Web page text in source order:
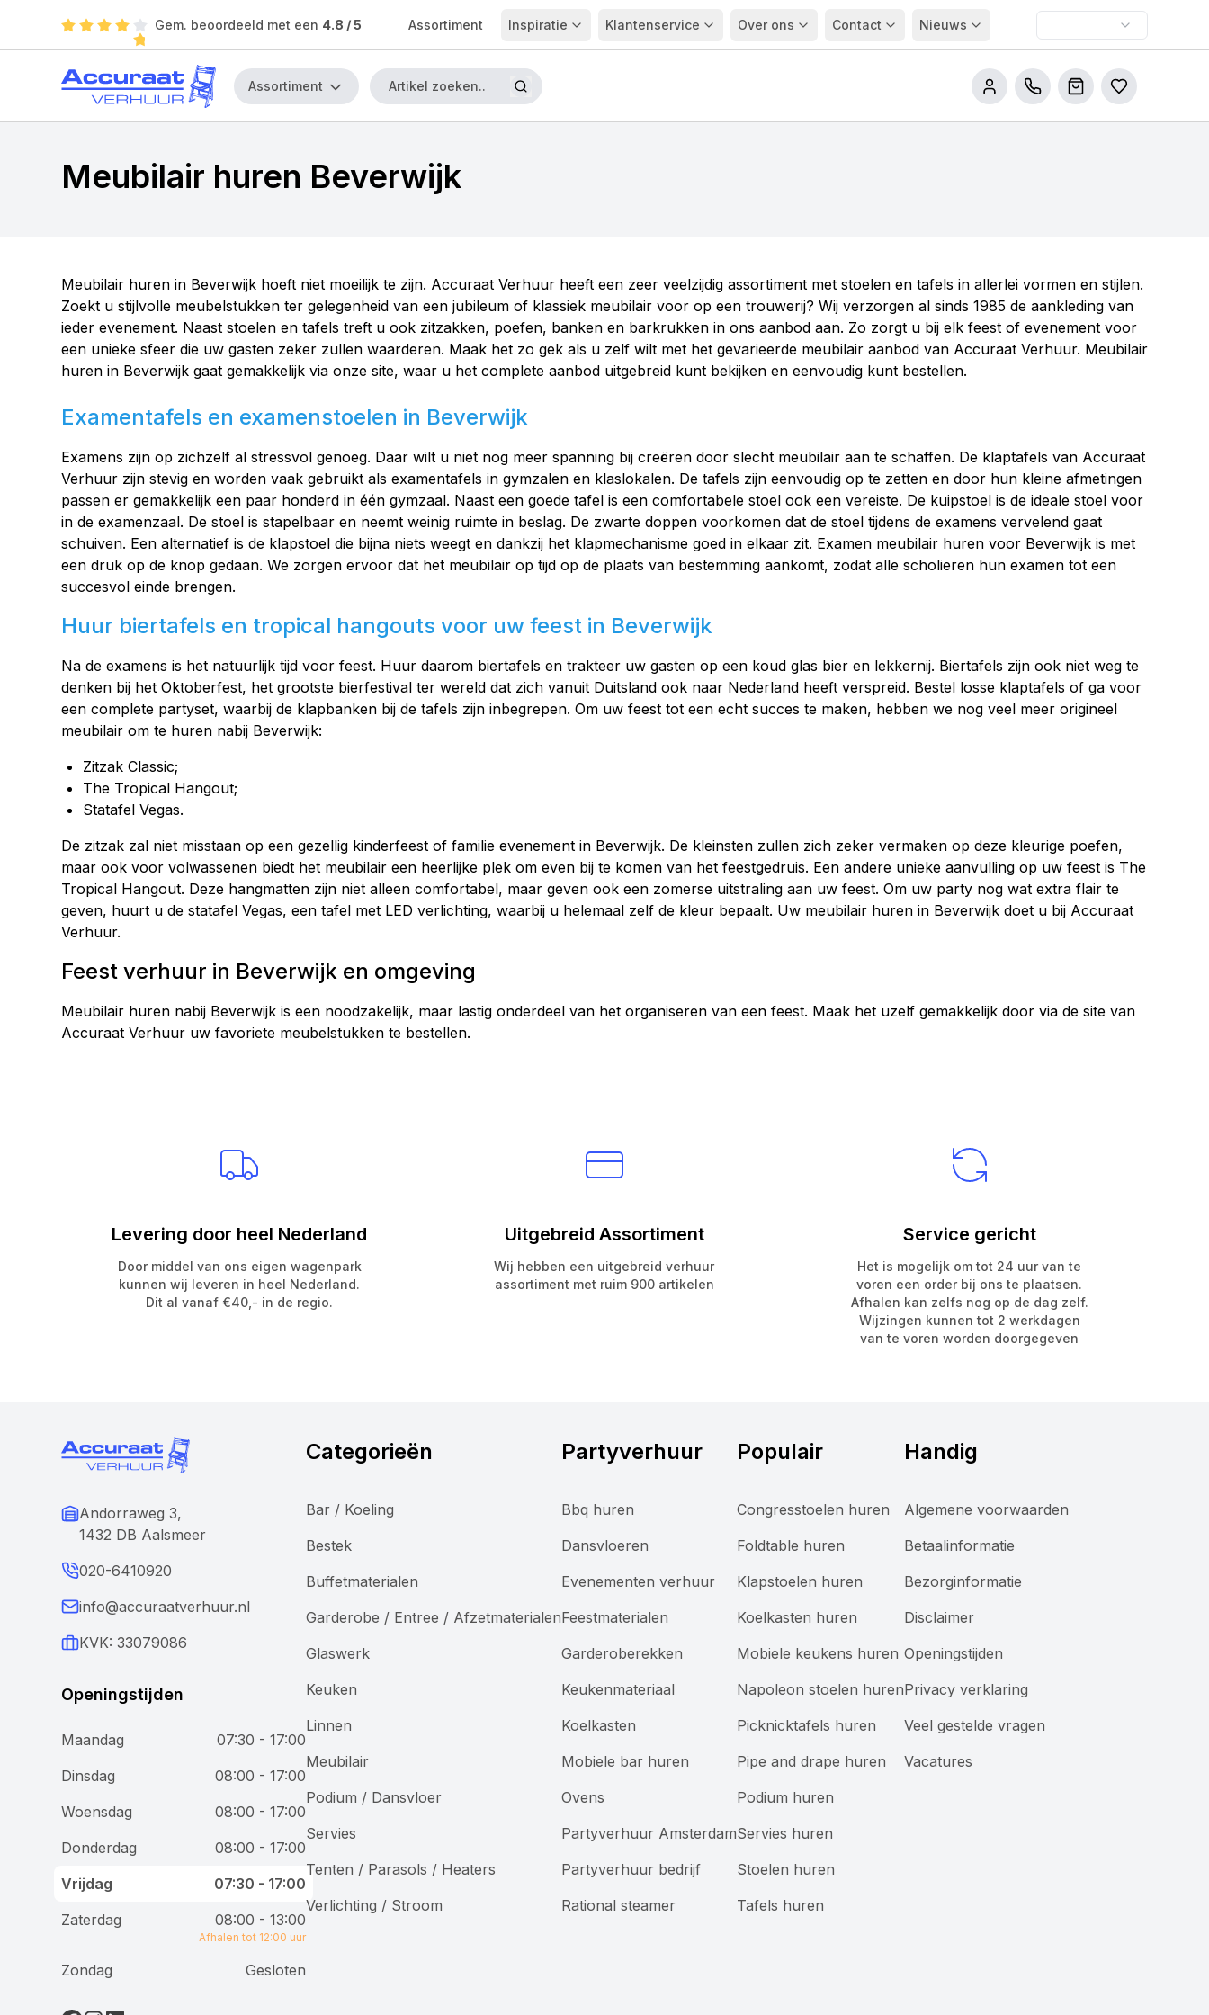
Gem. beoordeeld met een 4.8 / 5 Assortiment Inspiratie Klantenservice Over ons Contact Nieuws
Assortiment
Bel onsWinkelwagen
Bestellijsten
Meubilair huren Beverwijk
Meubilair huren in Beverwijk hoeft niet moeilijk te zijn. Accuraat Verhuur heeft een zeer veelzijdig assortiment met stoelen en tafels in allerlei vormen en stijlen.
Zoekt u stijlvolle meubelstukken ter gelegenheid van een jubileum of klassiek meubilair voor op een trouwerij? Wij verzorgen al sinds 1985 de aankleding van
ieder evenement. Naast stoelen en tafels treft u ook zitzakken, poefen, banken en barkrukken in ons aanbod aan. Zo zorgt u bij elk feest of evenement voor
een unieke sfeer die uw gasten zeker zullen waarderen. Maak het zo gek als u zelf wilt met het gevarieerde meubilair aanbod van Accuraat Verhuur. Meubilair
huren in Beverwijk gaat gemakkelijk via onze site, waar u het complete aanbod uitgebreid kunt bekijken en eenvoudig kunt bestellen.
Examentafels en examenstoelen in Beverwijk
Examens zijn op zichzelf al stressvol genoeg. Daar wilt u niet nog meer spanning bij creëren door slecht meubilair aan te schaffen. De klaptafels van Accuraat
Verhuur zijn stevig en worden vaak gebruikt als examentafels in gymzalen en klaslokalen. De tafels zijn eenvoudig op te zetten en door hun kleine afmetingen
passen er gemakkelijk een paar honderd in één gymzaal. Naast een goede tafel is een comfortabele stoel ook een vereiste. De kuipstoel is de ideale stoel voor
in de examenzaal. De stoel is stapelbaar en neemt weinig ruimte in beslag. De zwarte doppen voorkomen dat de stoel tijdens de examens vervelend gaat
schuiven. Een alternatief is de klapstoel die bijna niets weegt en dankzij het klapmechanisme goed in elkaar zit. Examen meubilair huren voor Beverwijk is met
een druk op de knop gedaan. We zorgen ervoor dat het meubilair op tijd op de plaats van bestemming aankomt, zodat alle scholieren hun examen tot een
succesvol einde brengen.
Huur biertafels en tropical hangouts voor uw feest in Beverwijk
Na de examens is het natuurlijk tijd voor feest. Huur daarom biertafels en trakteer uw gasten op een koud glas bier en lekkernij. Biertafels zijn ook niet weg te
denken bij het Oktoberfest, het grootste bierfestival ter wereld dat zich vanuit Duitsland ook naar Nederland heeft verspreid. Bestel losse klaptafels of ga voor
een complete partyset, waarbij de klapbanken bij de tafels zijn inbegrepen. Om uw feest tot een echt succes te maken, hebben we nog veel meer origineel
meubilair om te huren nabij Beverwijk:
Zitzak Classic;
The Tropical Hangout;
Statafel Vegas.
De zitzak zal niet misstaan op een gezellig kinderfeest of familie evenement in Beverwijk. De kleinsten zullen zich zeker vermaken op deze kleurige poefen,
maar ook voor volwassenen biedt het meubilair een heerlijke plek om even bij te komen van het feestgedruis. Een andere unieke aanvulling op uw feest is The
Tropical Hangout. Deze hangmatten zijn niet alleen comfortabel, maar geven ook een zomerse uitstraling aan uw feest. Om uw party nog wat extra flair te
geven, huurt u de statafel Vegas, een tafel met LED verlichting, waarbij u helemaal zelf de kleur bepaalt. Uw meubilair huren in Beverwijk doet u bij Accuraat
Verhuur.
Feest verhuur in Beverwijk en omgeving
Meubilair huren nabij Beverwijk is een noodzakelijk, maar lastig onderdeel van het organiseren van een feest. Maak het uzelf gemakkelijk door via de site van
Accuraat Verhuur uw favoriete meubelstukken te bestellen.
Levering door heel Nederland
Door middel van ons eigen wagenpark
kunnen wij leveren in heel Nederland.
Dit al vanaf €40,- in de regio.
Uitgebreid Assortiment
Wij hebben een uitgebreid verhuur
assortiment met ruim 900 artikelen
Service gericht
Het is mogelijk om tot 24 uur van te
voren een order bij ons te plaatsen.
Afhalen kan zelfs nog op de dag zelf.
Wijzingen kunnen tot 2 werkdagen
van te voren worden doorgegeven
Andorraweg 3,
1432 DB Aalsmeer
020-6410920
info@accuraatverhuur.nl
KVK: 33079086
Openingstijden
Maandag
07:30 - 17:00
Dinsdag
08:00 - 17:00
Woensdag
08:00 - 17:00
Donderdag
08:00 - 17:00
Vrijdag
07:30 - 17:00
Zaterdag
08:00 - 13:00
Afhalen tot 12:00 uur
Zondag Gesloten
Categorieën
Bar / Koeling
Bestek
Buffetmaterialen
Garderobe / Entree / Afzetmaterialen
Glaswerk
Keuken
Linnen
Meubilair
Podium / Dansvloer
Servies
Tenten / Parasols / Heaters
Verlichting / Stroom
Partyverhuur
Bbq huren
Dansvloeren
Evenementen verhuur
Feestmaterialen
Garderoberekken
Keukenmateriaal
Koelkasten
Mobiele bar huren
Ovens
Partyverhuur Amsterdam
Partyverhuur bedrijf
Rational steamer
Populair
Congresstoelen huren
Foldtable huren
Klapstoelen huren
Koelkasten huren
Mobiele keukens huren
Napoleon stoelen huren
Picknicktafels huren
Pipe and drape huren
Podium huren
Servies huren
Stoelen huren
Tafels huren
Handig
Algemene voorwaarden
Betaalinformatie
Bezorginformatie
Disclaimer
Openingstijden
Privacy verklaring
Veel gestelde vragen
Vacatures
Wij gebruiken cookies
Bij Accuraat Verhuur maken we gebruik van cookies en
vergelijkbare technologieën voor verschillende
doeleinden. We plaatsen functionele cookies om onze
website goed te laten werken, analytische cookies om
onze dienstverlening te verbeteren, en marketingcookies
om je gepersonaliseerde advertenties te tonen. Je hebt
controle over je voorkeuren en kunt kiezen welke cookies